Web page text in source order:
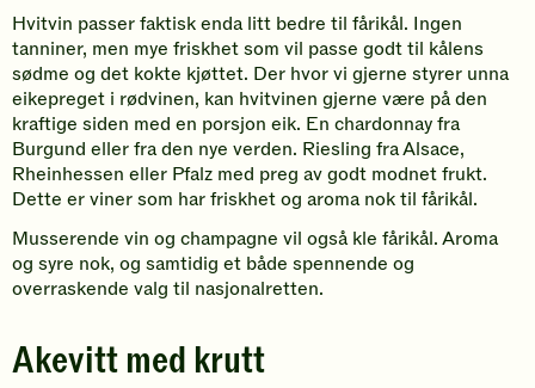
Hvitvin passer faktisk enda litt bedre til fårikål. Ingen
tanniner, men mye friskhet som vil passe godt til kålens
sødme og det kokte kjøttet. Der hvor vi gjerne styrer unna
eikepreget i rødvinen, kan hvitvinen gjerne være på den
kraftige siden med en porsjon eik. En chardonnay fra
Burgund eller fra den nye verden. Riesling fra Alsace,
Rheinhessen eller Pfalz med preg av godt modnet frukt.
Dette er viner som har friskhet og aroma nok til fårikål.
Musserende vin og champagne vil også kle fårikål. Aroma
og syre nok, og samtidig et både spennende og
overraskende valg til nasjonalretten.
Akevitt med krutt